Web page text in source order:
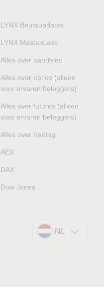
LYNX Beursupdates
LYNX Masterclass
Alles over aandelen
Alles over opties (alleen
voor ervaren beleggers)
Alles over futures (alleen
voor ervaren beleggers)
Alles over trading
AEX
DAX
Dow Jones
NL